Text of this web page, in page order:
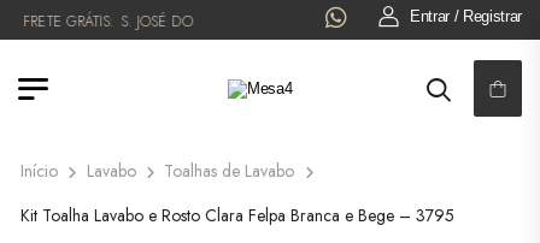
FRETE GRÁTIS:S. JOSÉ DO RIO PRETO! 6x NO CARTÃO OU 5% OFF NO
Entrar / Registrar
Início Lavabo
Toalhas de Lavabo
Kit Toalha Lavabo e Rosto Clara Felpa Branca e Bege – 3795